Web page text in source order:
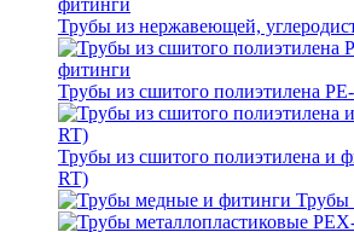
Трубы из нержавеющей,
Трубы из сшитого полиэтилена
Трубы из сшитого полиэтилена и
RT)
Трубы